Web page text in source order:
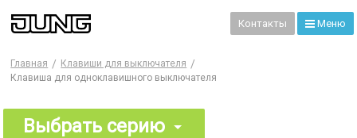
Контакты Меню
Главная
Клавиши для выключателя
Клавиша для одноклавишного выключателя
Выбрать серию